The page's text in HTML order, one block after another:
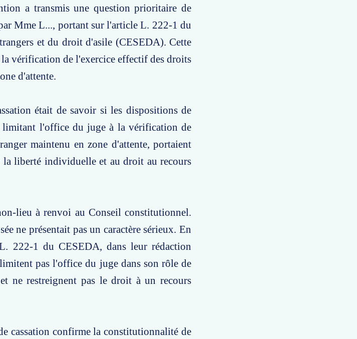
a transmis une question prioritaire de
Mme L..., portant sur l'article L. 222-1 du
et du droit d'asile (CESEDA). Cette
vérification de l'exercice effectif des droits
d'attente.
était de savoir si les dispositions de
l'office du juge à la vérification de
maintenu en zone d'attente, portaient
liberté individuelle et au droit au recours
lieu à renvoi au Conseil constitutionnel.
ne présentait pas un caractère sérieux. En
222-1 du CESEDA, dans leur rédaction
pas l'office du juge dans son rôle de
ne restreignent pas le droit à un recours
cassation confirme la constitutionnalité de